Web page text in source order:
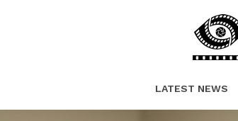
LATEST NEWS